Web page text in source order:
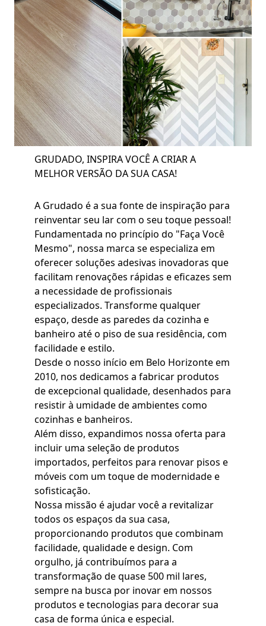
GRUDADO, INSPIRA VOCÊ A CRIAR A
MELHOR VERSÃO DA SUA CASA!
A Grudado é a sua fonte de inspiração para
reinventar seu lar com o seu toque pessoal!
Fundamentada no princípio do "Faça Você
Mesmo", nossa marca se especializa em
oferecer soluções adesivas inovadoras que
facilitam renovações rápidas e eficazes sem
a necessidade de profissionais
especializados. Transforme qualquer
espaço, desde as paredes da cozinha e
banheiro até o piso de sua residência, com
facilidade e estilo.
Desde o nosso início em Belo Horizonte em
2010, nos dedicamos a fabricar produtos
de excepcional qualidade, desenhados para
resistir à umidade de ambientes como
cozinhas e banheiros.
Além disso, expandimos nossa oferta para
incluir uma seleção de produtos
importados, perfeitos para renovar pisos e
móveis com um toque de modernidade e
sofisticação.
Nossa missão é ajudar você a revitalizar
todos os espaços da sua casa,
proporcionando produtos que combinam
facilidade, qualidade e design. Com
orgulho, já contribuímos para a
transformação de quase 500 mil lares,
sempre na busca por inovar em nossos
produtos e tecnologias para decorar sua
casa de forma única e especial.